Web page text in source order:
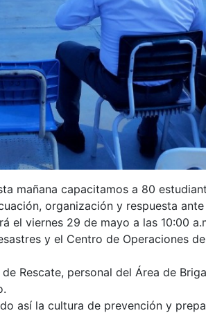
mañana capacitamos a 80
organización y respuesta
el viernes 29 de mayo a las 10:00
y el Centro de Operaciones
Rescate, personal del Área de
así la cultura de prevención y